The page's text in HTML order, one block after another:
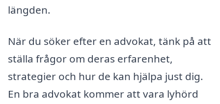
längden.
När du söker efter en advokat, tänk på att
ställa frågor om deras erfarenhet,
strategier och hur de kan hjälpa just dig.
En bra advokat kommer att vara lyhörd